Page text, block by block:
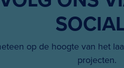
op de hoogte van het
projecten.